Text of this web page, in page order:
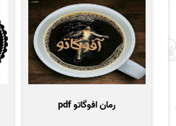
رمان افوگاتو pdf